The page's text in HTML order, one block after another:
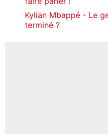
Kylian Mbappé - Le
terminé ?